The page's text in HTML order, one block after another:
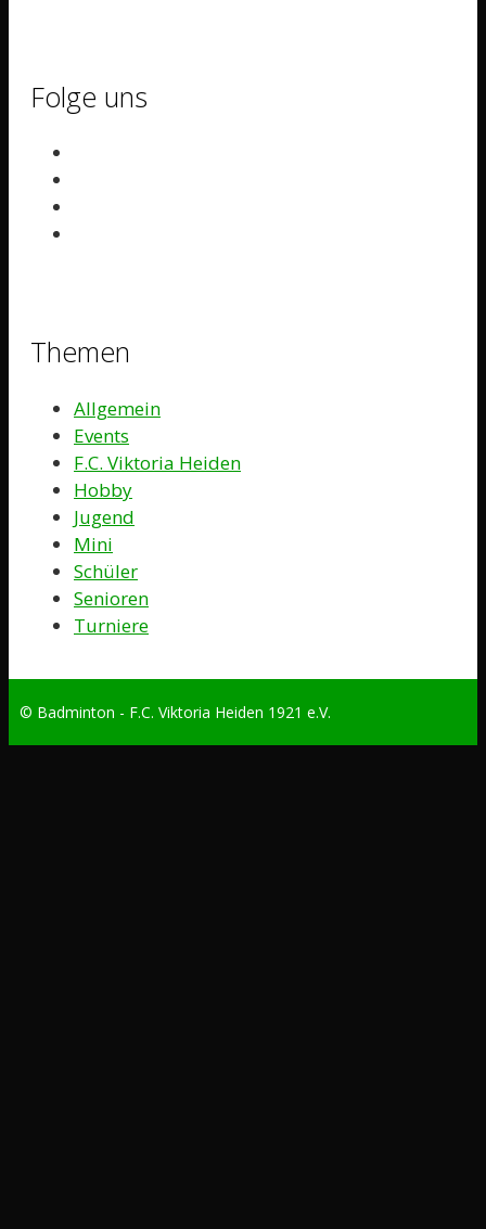
Folge uns
Themen
Allgemein
Events
F.C. Viktoria Heiden
Hobby
Jugend
Mini
Schüler
Senioren
Turniere
© Badminton - F.C. Viktoria Heiden 1921 e.V.